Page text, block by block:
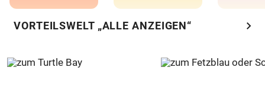
VORTEILSWELT „ALLE ANZEIGEN“ chevron_right